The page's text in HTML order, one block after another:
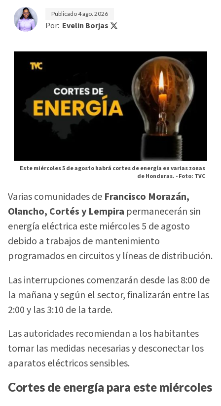
Publicado4 ago. 2026
Por: Evelin Borjas
Este miércoles 5 de agosto habrá cortes de energía en varias zonas
de Honduras. -Foto: TVC
Varias comunidades de Francisco Morazán,
Olancho, Cortés y Lempira permanecerán sin
energía eléctrica este miércoles 5 de agosto
debido a trabajos de mantenimiento
programados en circuitos y líneas de distribución.
Las interrupciones comenzarán desde las 8:00 de
la mañana y según el sector, finalizarán entre las
2:00 y las 3:10 de la tarde.
Las autoridades recomiendan a los habitantes
tomar las medidas necesarias y desconectar los
aparatos eléctricos sensibles.
Cortes de energía para este miércoles